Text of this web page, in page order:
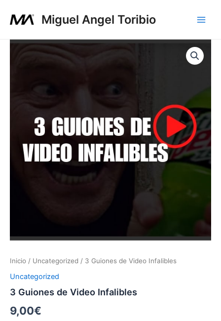
Miguel Angel Toribio
Inicio / Uncategorized / 3 Guiones de Video Infalibles
Uncategorized
3 Guiones de Video Infalibles
9,00€
3